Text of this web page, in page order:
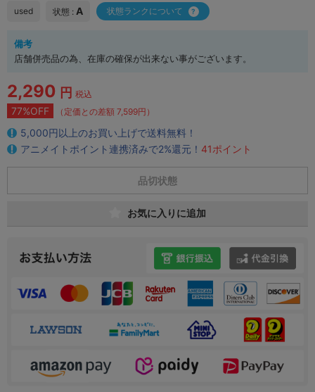
used 状態 : A 状態ランクについて
備考
店舗併売品の為、在庫の確保が出来ない事がございます。
2,290 円 税込
77%OFF （定価との差額 7,599円）
5,000円以上のお買い上げで送料無料！
アニメイトポイント連携済みで2%還元！ 41ポイント
品切状態
お気に入りに追加